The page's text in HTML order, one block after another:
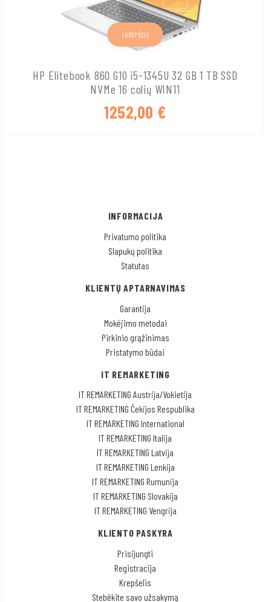
HP Elitebook 860 G10 i5-1345U 32 GB 1 TB SSD
NVMe 16 colių WIN11
1252,00 €
Į KREPŠELĮ
INFORMACIJA
Privatumo politika
Slapukų politika
Statutas
KLIENTŲ APTARNAVIMAS
Garantija
Mokėjimo metodai
Pirkinio grąžinimas
Pristatymo būdai
IT REMARKETING
IT REMARKETING Austrija/Vokietija
IT REMARKETING Čekijos Respublika
IT REMARKETING International
IT REMARKETING Italija
IT REMARKETING Latvija
IT REMARKETING Lenkija
IT REMARKETING Rumunija
IT REMARKETING Slovakija
IT REMARKETING Vengrija
KLIENTO PASKYRA
Prisijungti
Registracija
Krepšelis
Stebėkite savo užsakymą